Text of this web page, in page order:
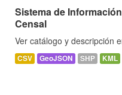
Sistema de
Censal
Ver catálogo y descripción
CSV GeoJSON SHP KML